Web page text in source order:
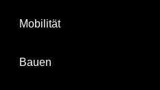
Mobilität
Bauen